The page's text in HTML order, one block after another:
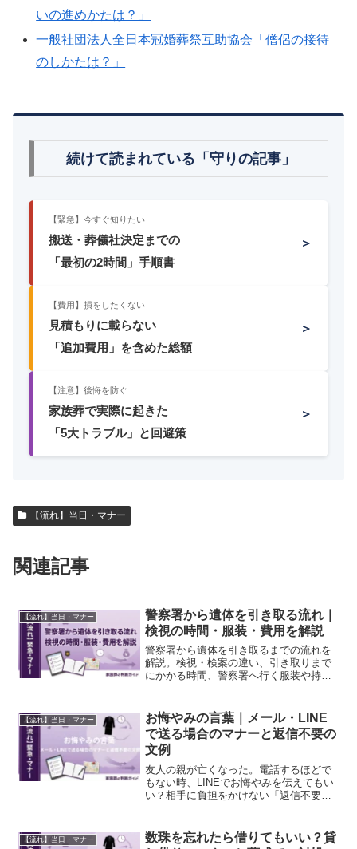
いの進めかたは？」
一般社団法人全日本冠婚葬祭互助協会「僧侶の接待
のしかたは？」
続けて読まれている「守りの記事」
【緊急】今すぐ知りたい
搬送・葬儀社決定までの
「最初の2時間」手順書
＞
【費用】損をしたくない
見積もりに載らない
「追加費用」を含めた総額
＞
【注意】後悔を防ぐ
家族葬で実際に起きた
「5大トラブル」と回避策
＞
【流れ】当日・マナー
関連記事
【流れ】当日・マナー
警察署から遺体を引き取る流れ｜
検視の時間・服装・費用を解説
警察署から遺体を引き取るまでの流れを
解説。検視・検案の違い、引き取りまで
にかかる時間、警察署へ行く服装や持ち
【流れ】当日・マナー
お悔やみの言葉｜メール・LINE
で送る場合のマナーと返信不要の
文例
友人の親が亡くなった。電話するほどで
もない時、LINEでお悔やみを伝えてもい
い？相手に負担をかけない「返信不要」
【流れ】当日・マナー
数珠を忘れたら借りてもいい？貸